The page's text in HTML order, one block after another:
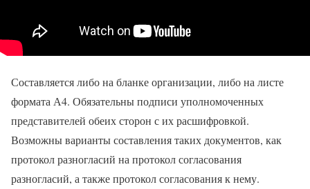
Составляется либо на бланке организации, либо на листе
формата А4. Обязательны подписи уполномоченных
представителей обеих сторон с их расшифровкой.
Возможны варианты составления таких документов, как
протокол разногласий на протокол согласования
разногласий, а также протокол согласования к нему.